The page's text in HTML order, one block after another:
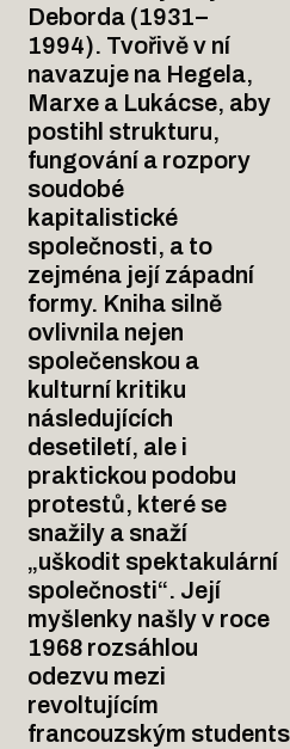
Deborda (1931–
1994). Tvořivě v ní
navazuje na Hegela,
Marxe a Lukácse, aby
postihl strukturu,
fungování a rozpory
soudobé
kapitalistické
společnosti, a to
zejména její západní
formy. Kniha silně
ovlivnila nejen
společenskou a
kulturní kritiku
následujících
desetiletí, ale i
praktickou podobu
protestů, které se
snažily a snaží
„uškodit spektakulární
společnosti“. Její
myšlenky našly v roce
1968 rozsáhlou
odezvu mezi
revoltujícím
francouzským